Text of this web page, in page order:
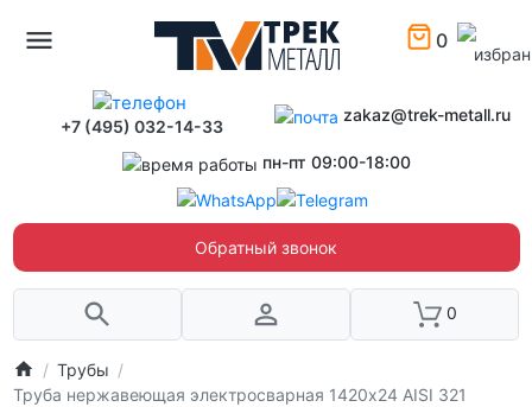
0
+7 (495) 032-14-33
zakaz@trek-metall.ru
пн-пт 09:00-18:00
Обратный звонок
0
Трубы
Труба нержавеющая электросварная 1420х24 AISI 321